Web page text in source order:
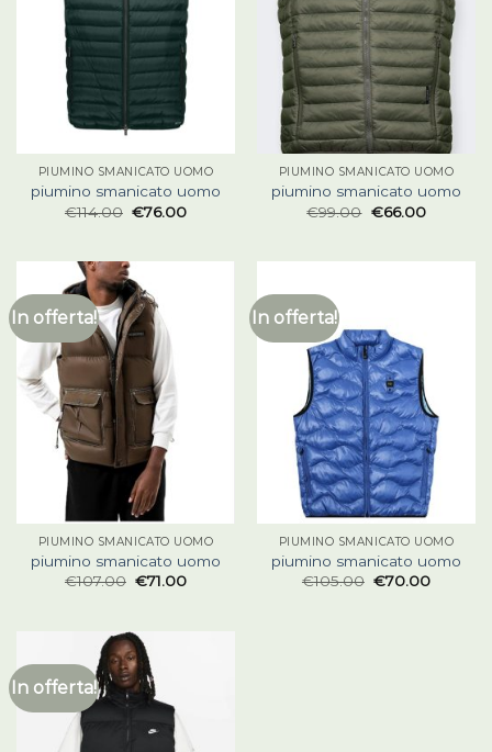
PIUMINO SMANICATO UOMO
piumino smanicato uomo
€114.00 €76.00
PIUMINO SMANICATO UOMO
piumino smanicato uomo
€99.00 €66.00
In offerta!
PIUMINO SMANICATO UOMO
piumino smanicato uomo
€107.00 €71.00
In offerta!
PIUMINO SMANICATO UOMO
piumino smanicato uomo
€105.00 €70.00
In offerta!